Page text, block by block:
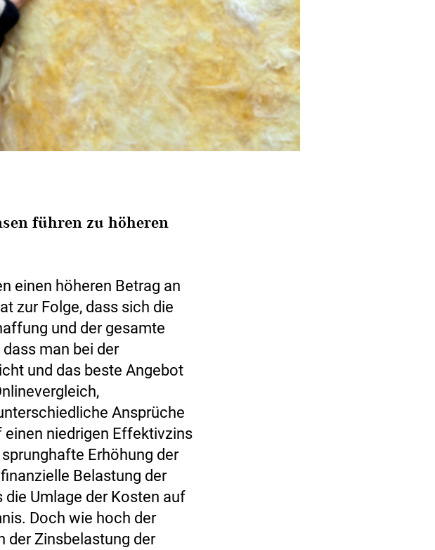
führen zu höheren
einen höheren Betrag an
zur Folge, dass sich die
und der gesamte
man bei der
und das beste Angebot
Ansprüche
niedrigen Effektivzins
Erhöhung der
Belastung der
die Umlage der Kosten auf
Doch wie hoch der
der Zinsbelastung der